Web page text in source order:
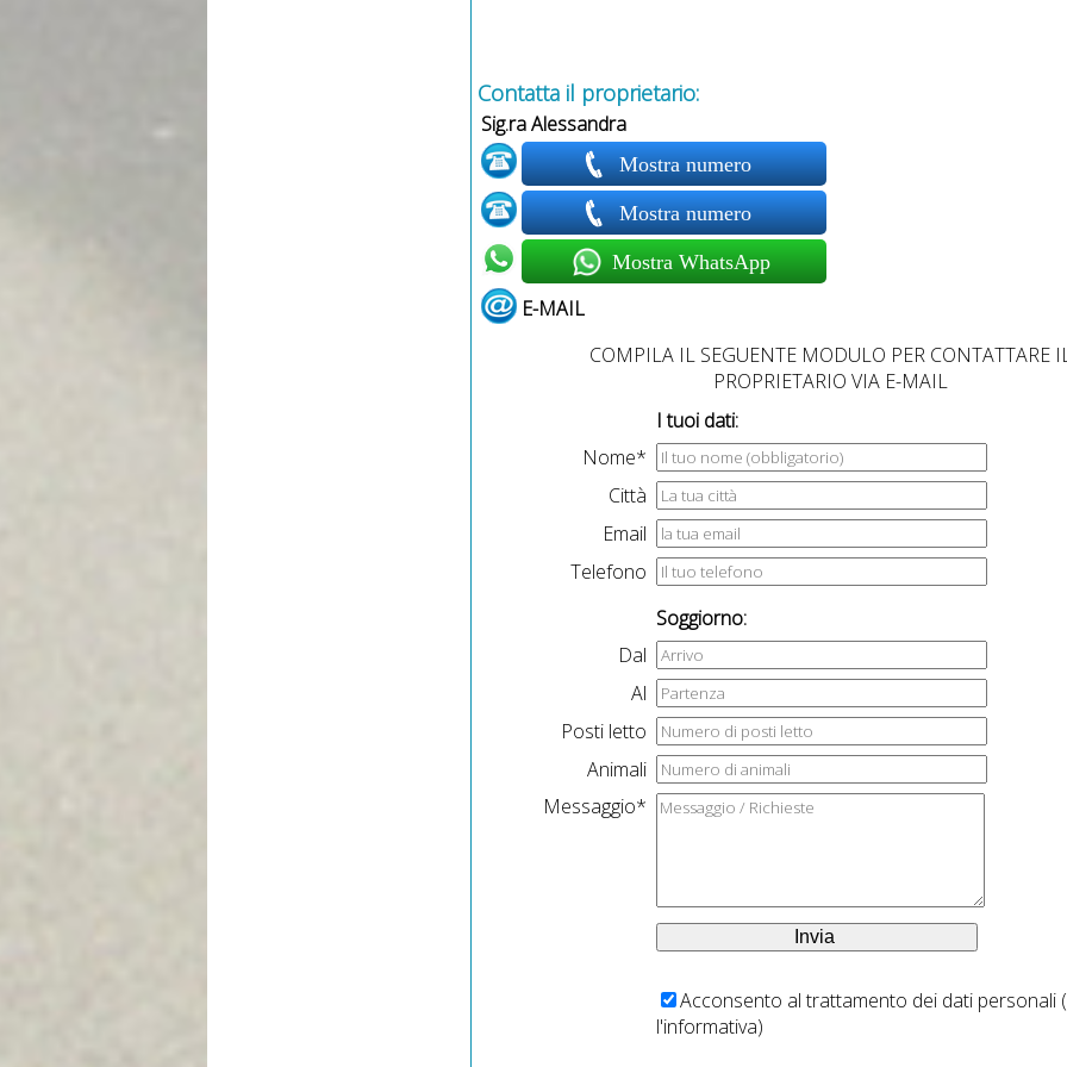
Contatta il proprietario:
Sig.ra Alessandra
Mostra numero
Mostra numero
Mostra WhatsApp
E-MAIL
COMPILA IL SEGUENTE MODULO PER CONTATTARE
PROPRIETARIO VIA E-MAIL
I tuoi dati:
Nome*
Città
Email
Telefono
Soggiorno:
Dal
Al
Posti letto
Animali
Messaggio*
Acconsento al trattamento dei dati personali (
l'informativa)